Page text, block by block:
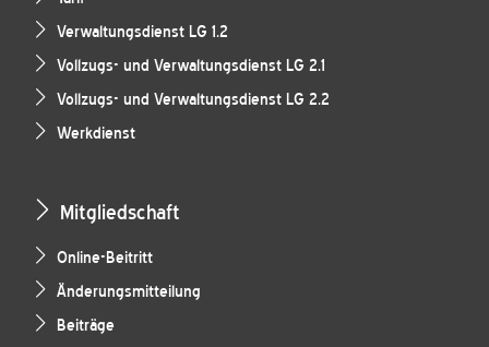
Verwaltungsdienst LG 1.2
Vollzugs- und Verwaltungsdienst LG 2.1
Vollzugs- und Verwaltungsdienst LG 2.2
Werkdienst
Mitgliedschaft
Online-Beitritt
Änderungsmitteilung
Beiträge